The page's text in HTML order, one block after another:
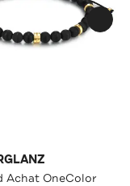
Achat OneColor